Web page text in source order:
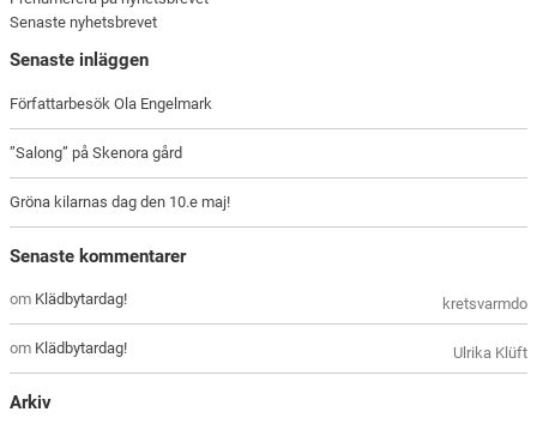
Senaste nyhetsbrevet
Senaste inläggen
Författarbesök Ola Engelmark
”Salong” på Skenora gård
Gröna kilarnas dag den 10.e maj!
Senaste kommentarer
kretsvarmdo
om Klädbytardag!
Ulrika Klüft
om Klädbytardag!
Arkiv